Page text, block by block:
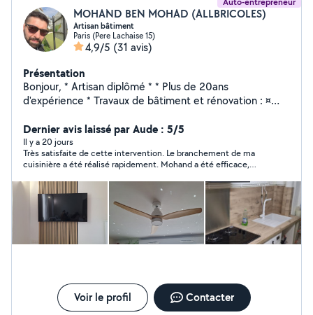
MOHAND BEN MOHAD (ALLBRICOLES)
Artisan bâtiment
Paris (Pere Lachaise 15)
4,9/5 (31 avis)
Présentation
Bonjour, * Artisan diplômé * * Plus de 20ans
d'expérience * Travaux de bâtiment et rénovation : ¤
¤ Électricité, plomberie ¤ Carrelage, parquet, cuisines ¤
Montage de meubles, bricolage ¤ Installation
électroménager, informatique & réseau RJ45. ¤ Divers
petites bricoles... Devis gratuits Interventions rapides
Travail soigné. NB: Certaines demandes envoyées en
privé restent malheureusement sans réponse, car la
plateforme ne me permet pas toujours d'y accéder.
N'hésitez donc pas à m'appeler directement au o7 54
59 o9 62 afin que je puisse vous proposer des créneaux
Dernier avis laissé par Aude : 5/5
Il y a 20 jours
Très satisfaite de cette intervention. Le branchement de ma
cuisinière a été réalisé rapidement. Mohand a été efficace,
referai appel à ses services si besoin. Merci encore !
Voir le profil Contacter